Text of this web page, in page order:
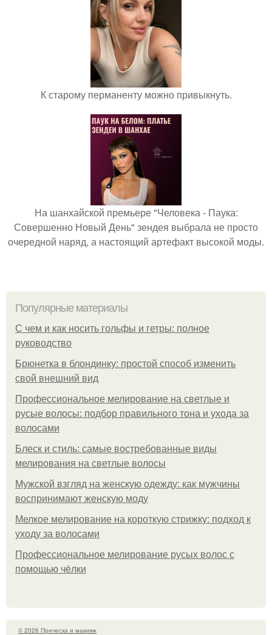
К старому перманенту можно привыкнуть.
На шанхайской премьере "Человека - Паука:
Совершенно Новый День" зендея выбрала не просто
очередной наряд, а настоящий артефакт высокой моды.
Популярные материалы
С чем и как носить гольфы и гетры: полное
руководство
Брюнетка в блондинку: простой способ изменить
свой внешний вид
Профессиональное мелирование на светлые и
русые волосы: подбор правильного тона и ухода за
волосами
Блеск и стиль: самые востребованные виды
мелирования на светлые волосы
Мужской взгляд на женскую одежду: как мужчины
воспринимают женскую моду
Мелкое мелирование на короткую стрижку: подход к
уходу за волосами
Профессиональное мелирование русых волос с
помощью чёлки
© 2026 Прическа и макияж